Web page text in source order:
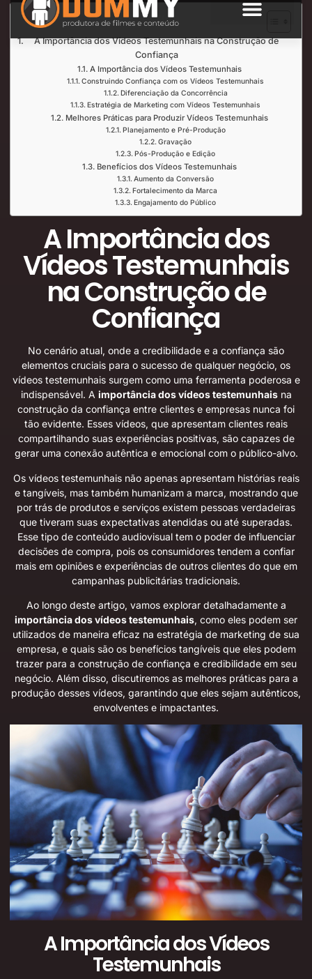
Índice de Leitura
A Importância dos Vídeos Testemunhais na Construção de
Confiança
A Importância dos Vídeos Testemunhais
Construindo Confiança com os Vídeos Testemunhais
Diferenciação da Concorrência
Estratégia de Marketing com Vídeos Testemunhais
Melhores Práticas para Produzir Vídeos Testemunhais
Planejamento e Pré-Produção
Gravação
Pós-Produção e Edição
Benefícios dos Vídeos Testemunhais
Aumento da Conversão
Fortalecimento da Marca
Engajamento do Público
A Importância dos
Vídeos Testemunhais
na Construção de
Confiança
No cenário atual, onde a credibilidade e a confiança são
elementos cruciais para o sucesso de qualquer negócio, os
vídeos testemunhais surgem como uma ferramenta poderosa e
indispensável. A importância dos vídeos testemunhaisna
construção da confiança entre clientes e empresas nunca foi
tão evidente. Esses vídeos, que apresentam clientes reais
compartilhando suas experiências positivas, são capazes de
gerar uma conexão autêntica e emocional com o público-alvo.
Os vídeos testemunhais não apenas apresentam histórias reais
e tangíveis, mas também humanizam a marca, mostrando que
por trás de produtos e serviços existem pessoas verdadeiras
que tiveram suas expectativas atendidas ou até superadas.
Esse tipo de conteúdo audiovisual tem o poder de influenciar
decisões de compra, pois os consumidores tendem a confiar
mais em opiniões e experiências de outros clientes do que em
campanhas publicitárias tradicionais.
Ao longo deste artigo, vamos explorar detalhadamente a
importância dos vídeos testemunhais, como eles podem ser
utilizados de maneira eficaz na estratégia de marketing de sua
empresa, e quais são os benefícios tangíveis que eles podem
trazer para a construção de confiança e credibilidade em seu
negócio. Além disso, discutiremos as melhores práticas para a
produção desses vídeos, garantindo que eles sejam autênticos,
envolventes e impactantes.
A Importância dos Vídeos
Testemunhais